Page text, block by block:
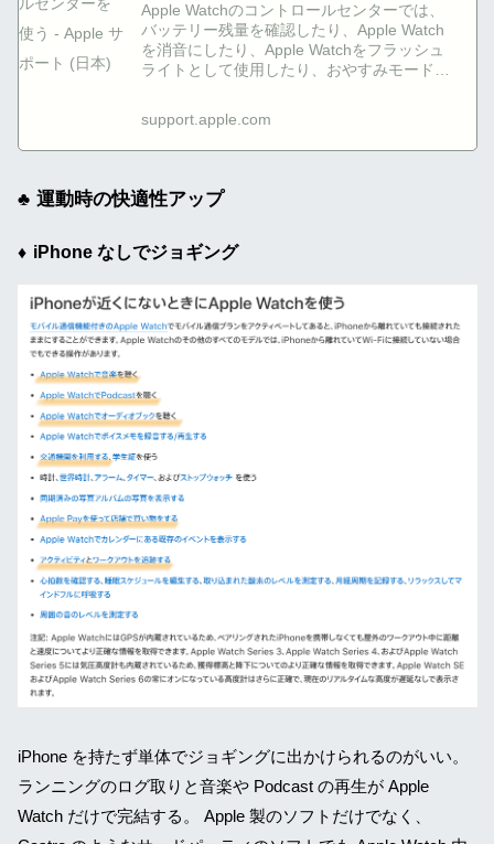
Apple Watchのコントロールセンターでは、
バッテリー残量を確認したり、Apple Watch
を消音にしたり、Apple Watchをフラッシュ
ライトとして使用したり、おやすみモードや
support.apple.com
運動時の快適性アップ
iPhone なしでジョギング
iPhone を持たず単体でジョギングに出かけられるのがいい。
ランニングのログ取りと音楽や Podcast の再生が Apple
Watch だけで完結する。 Apple 製のソフトだけでなく、